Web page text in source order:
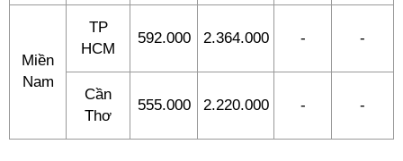
Miền
Nam
TP
HCM
592.000 2.364.000 - -
Cần
Thơ
555.000 2.220.000 - -